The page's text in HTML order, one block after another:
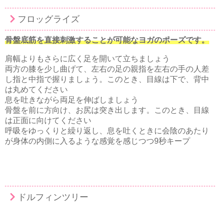
フロッグライズ
骨盤底筋を直接刺激することが可能なヨガのポーズです。
肩幅よりもさらに広く足を開いて立ちましょう
両方の膝を少し曲げて、左右の足の親指を左右の手の人差
し指と中指で握りましょう。このとき、目線は下で、背中
は丸めてください
息を吐きながら両足を伸ばしましょう
骨盤を前に方向け、お尻は突き出します。このとき、目線
は正面に向けてください
呼吸をゆっくりと繰り返し、息を吐くときに会陰のあたり
が身体の内側に入るような感覚を感じつつ9秒キープ
ドルフィンツリー